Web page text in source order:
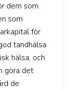
dem som
som
för
tandhälsa
hälsa, och
göra det
de